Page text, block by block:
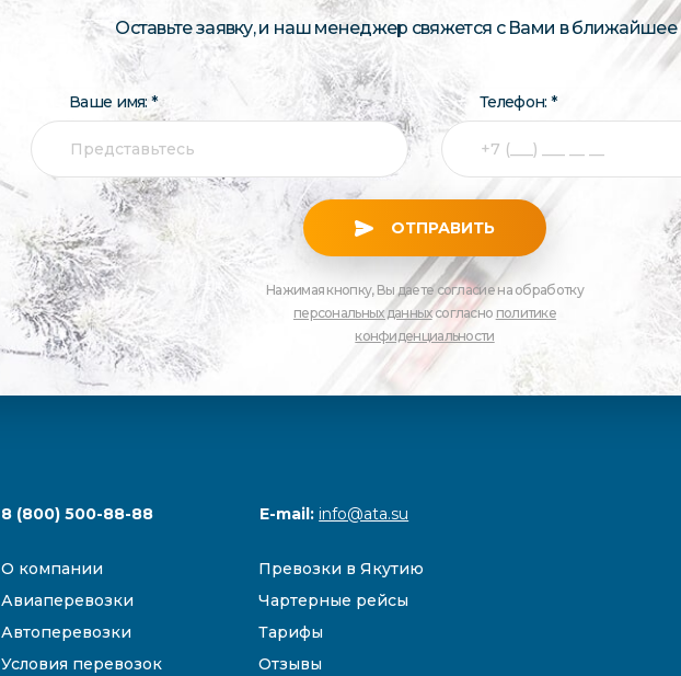
Оставьте заявку, и наш менеджер свяжется с Вами в ближайшее
Ваше имя: * Телефон: *
ОТПРАВИТЬ
Нажимая кнопку, Вы даете согласие на обработку
персональных данныхсогласно политике
конфиденциальности
8 (800) 500-88-88 E-mail:info@ata.su
О компании
Превозки в Якутию
Авиаперевозки
Чартерные рейсы
Автоперевозки
Тарифы
Условия перевозок
Отзывы